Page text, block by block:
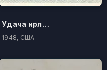
Удача ирландца
1948, США